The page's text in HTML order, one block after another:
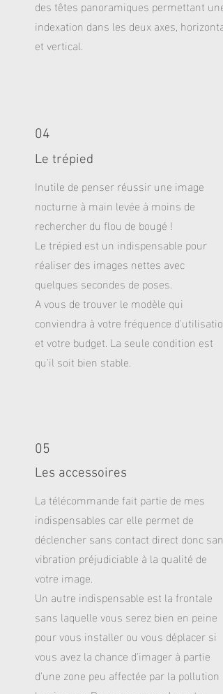
des têtes panoramiques permettant une
indexation dans les deux axes, horizontal
et vertical.
04
Le trépied
Inutile de penser réussir une image
nocturne à main levée à moins de
rechercher du flou de bougé !
Le trépied est un indispensable pour
réaliser des images nettes avec
quelques secondes de poses.
A vous de trouver le modèle qui
conviendra à votre fréquence d'utilisation
et votre budget. La seule condition est
qu'il soit bien stable.
05
Les accessoires
La télécommande fait partie de mes
indispensables car elle permet de
déclencher sans contact direct donc sans
vibration préjudiciable à la qualité de
votre image.
Un autre indispensable est la frontale
sans laquelle vous serez bien en peine
pour vous installer ou vous déplacer si
vous avez la chance d'imager à partie
d'une zone peu affectée par la pollution